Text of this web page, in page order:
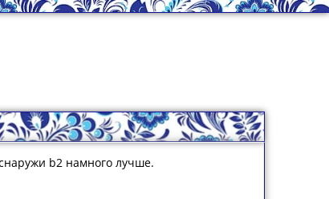
b2 намного лучше.